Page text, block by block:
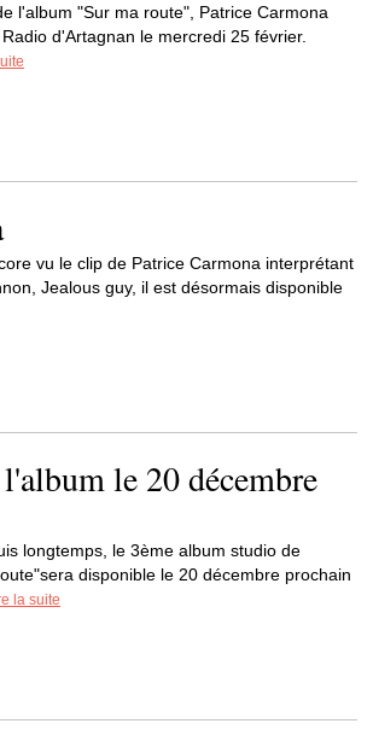
l'album "Sur ma route", Patrice Carmona
d'Artagnan le mercredi 25 février.
vu le clip de Patrice Carmona interprétant
Jealous guy, il est désormais disponible
le 20 décembre
longtemps, le 3ème album studio de
disponible le 20 décembre prochain
la suite